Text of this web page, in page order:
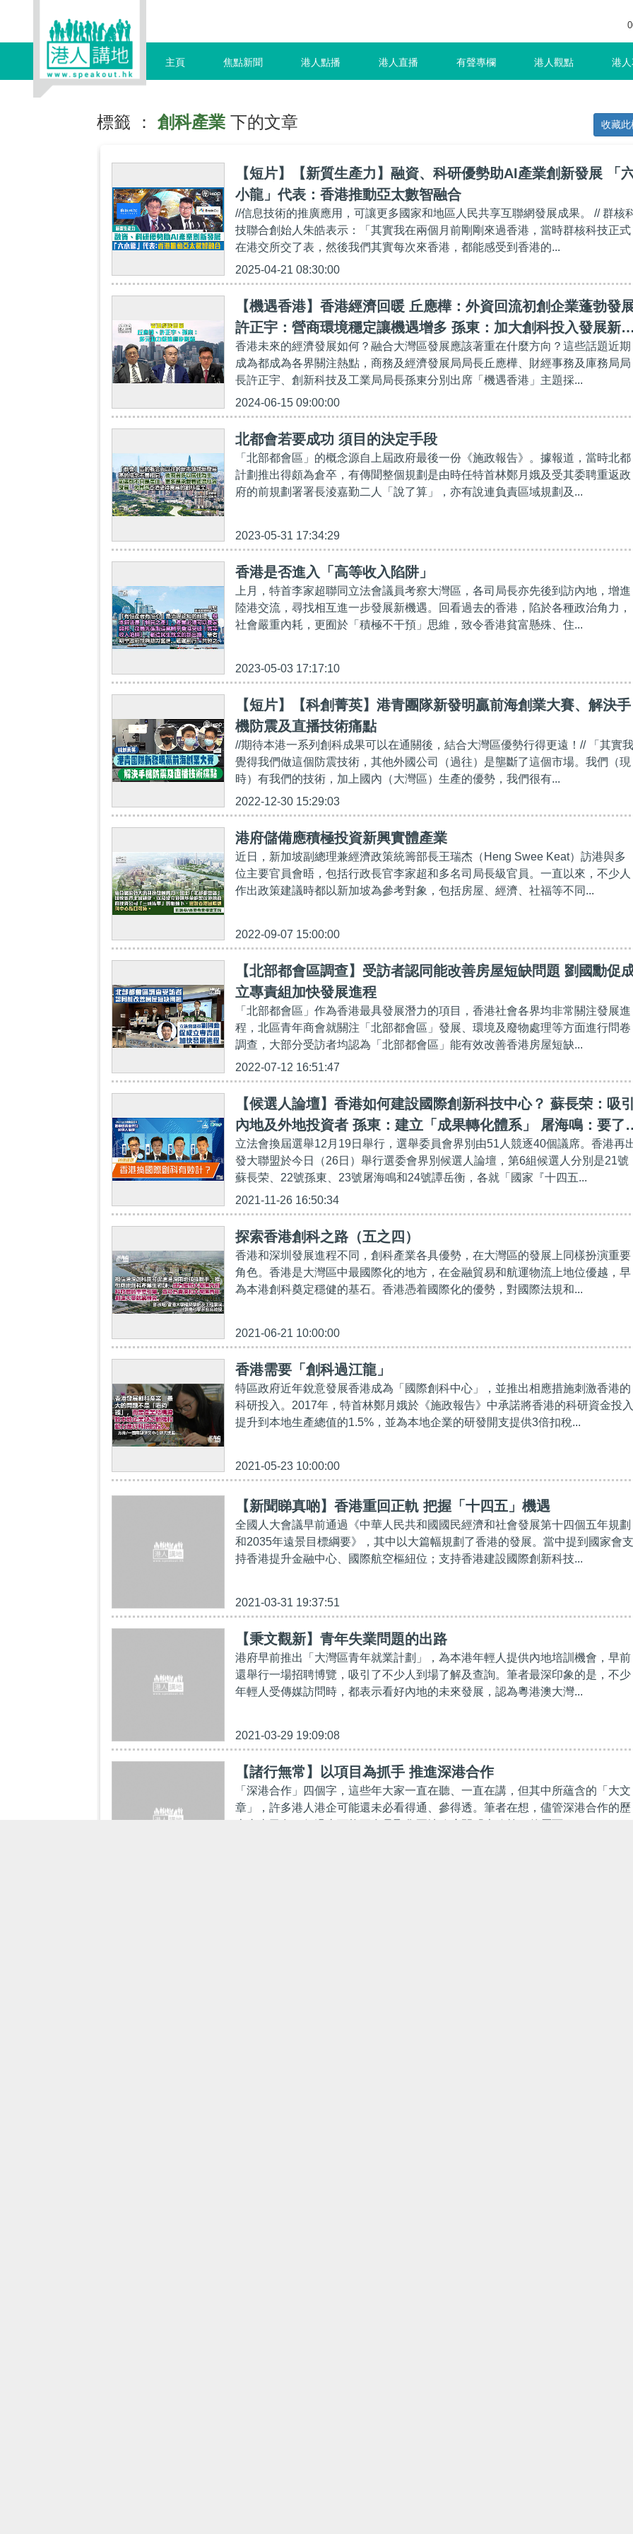
主頁 焦點新聞 港人點播 港人直播 有聲專欄 港人觀點 港
標籤 ： 創科產業 下的文章 收藏此
【短片】【新質生產力】融資、科研優勢助AI產業創新發展 「
小龍」代表：香港推動亞太數智融合
//信息技術的推廣應用，可讓更多國家和地區人民共享互聯網發展成果。 // 群核
技聯合創始人朱皓表示：「其實我在兩個月前剛剛來過香港，當時群核科技正式
在港交所交了表，然後我們其實每次來香港，都能感受到香港的...
2025-04-21 08:30:00
【機遇香港】香港經濟回暖 丘應樺：外資回流初創企業蓬勃發
許正宇：營商環境穩定讓機遇增多 孫東：加大創科投入發展新質
生產力
香港未來的經濟發展如何？融合大灣區發展應該著重在什麼方向？這些話題近期
成為都成為各界關注熱點，商務及經濟發展局局長丘應樺、財經事務及庫務局局
長許正宇、創新科技及工業局局長孫東分別出席「機遇香港」主題採...
2024-06-15 09:00:00
北都會若要成功 須目的決定手段
「北部都會區」的概念源自上屆政府最後一份《施政報告》。據報道，當時北都
計劃推出得頗為倉卒，有傳聞整個規劃是由時任特首林鄭月娥及受其委聘重返政
府的前規劃署署長淩嘉勤二人「說了算」，亦有說連負責區域規劃及...
2023-05-31 17:34:29
香港是否進入「高等收入陷阱」
上月，特首李家超聯同立法會議員考察大灣區，各司局長亦先後到訪內地，增進
陸港交流，尋找相互進一步發展新機遇。回看過去的香港，陷於各種政治角力，
社會嚴重內耗，更囿於「積極不干預」思維，致令香港貧富懸殊、住...
2023-05-03 17:17:10
【短片】【科創菁英】港青團隊新發明贏前海創業大賽、解決手
機防震及直播技術痛點
//期待本港一系列創科成果可以在通關後，結合大灣區優勢行得更遠！// 「其實我
覺得我們做這個防震技術，其他外國公司（過往）是壟斷了這個市場。我們（現
時）有我們的技術，加上國內（大灣區）生產的優勢，我們很有...
2022-12-30 15:29:03
港府儲備應積極投資新興實體產業
近日，新加坡副總理兼經濟政策統籌部長王瑞杰（Heng Swee Keat）訪港與多
位主要官員會晤，包括行政長官李家超和多名司局長級官員。一直以來，不少人
作出政策建議時都以新加坡為參考對象，包括房屋、經濟、社福等不同...
2022-09-07 15:00:00
【北部都會區調查】受訪者認同能改善房屋短缺問題 劉國勳促
立專責組加快發展進程
「北部都會區」作為香港最具發展潛力的項目，香港社會各界均非常關注發展進
程，北區青年商會就關注「北部都會區」發展、環境及廢物處理等方面進行問卷
調查，大部分受訪者均認為「北部都會區」能有效改善香港房屋短缺...
2022-07-12 16:51:47
【候選人論壇】香港如何建設國際創新科技中心？ 蘇長荣：吸引
內地及外地投資者 孫東：建立「成果轉化體系」 屠海鳴：要了
內地「既有計劃亦有市場」策略 譚岳衡：香港做研發、大灣區
製造
立法會換屆選舉12月19日舉行，選舉委員會界別由51人競逐40個議席。香港再
發大聯盟於今日（26日）舉行選委會界別候選人論壇，第6組候選人分別是21號
蘇長荣、22號孫東、23號屠海鳴和24號譚岳衡，各就「國家『十四五...
2021-11-26 16:50:34
探索香港創科之路（五之四）
香港和深圳發展進程不同，創科產業各具優勢，在大灣區的發展上同樣扮演重要
角色。香港是大灣區中最國際化的地方，在金融貿易和航運物流上地位優越，早
為本港創科奠定穩健的基石。香港憑着國際化的優勢，對國際法規和...
2021-06-21 10:00:00
香港需要「創科過江龍」
特區政府近年銳意發展香港成為「國際創科中心」，並推出相應措施刺激香港的
科研投入。2017年，特首林鄭月娥於《施政報告》中承諾將香港的科研資金投入
提升到本地生產總值的1.5%，並為本地企業的研發開支提供3倍扣稅...
2021-05-23 10:00:00
【新聞睇真啲】香港重回正軌 把握「十四五」機遇
全國人大會議早前通過《中華人民共和國國民經濟和社會發展第十四個五年規劃
和2035年遠景目標綱要》，其中以大篇幅規劃了香港的發展。當中提到國家會支
持香港提升金融中心、國際航空樞紐位；支持香港建設國際創新科技...
2021-03-31 19:37:51
【秉文觀新】青年失業問題的出路
港府早前推出「大灣區青年就業計劃」，為本港年輕人提供內地培訓機會，早前
還舉行一場招聘博覽，吸引了不少人到場了解及查詢。筆者最深印象的是，不少
年輕人受傳媒訪問時，都表示看好內地的未來發展，認為粵港澳大灣...
2021-03-29 19:09:08
【諸行無常】以項目為抓手 推進深港合作
「深港合作」四個字，這些年大家一直在聽、一直在講，但其中所蘊含的「大文
章」，許多港人港企可能還未必看得通、參得透。筆者在想，儘管深港合作的歷